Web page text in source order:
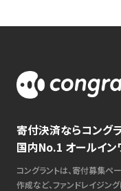
寄付決済ならコング
国内No.1 オールイン
コングラントは、寄付募集ペ
作成など、ファンドレイジン